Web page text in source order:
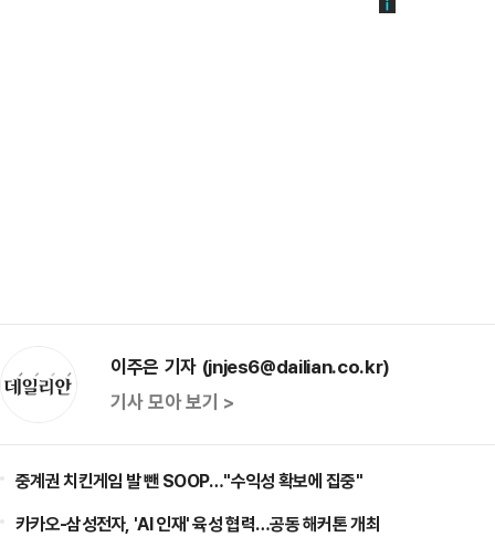
이주은 기자 (jnjes6@dailian.co.kr)
기사 모아 보기 >
중계권 치킨게임 발 뺀 SOOP…"수익성 확보에 집중"
카카오-삼성전자, 'AI 인재' 육성 협력…공동 해커톤 개최